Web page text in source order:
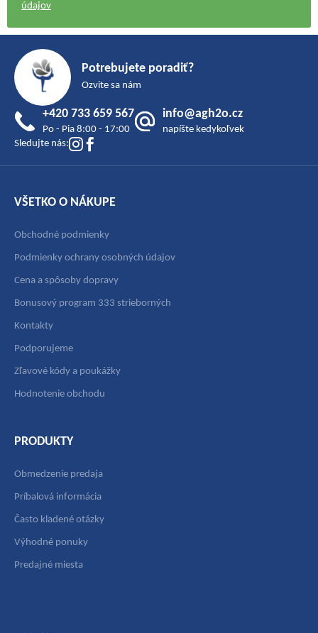
údajov
Potrebujete poradiť?
Ozvite sa nám
+420 733 659 567
Po - Pia 8:00 - 17:00
info@agh2o.cz
napíšte kedykoľvek
Sledujte nás:
VŠETKO O NÁKUPE
Obchodné podmienky
Podmienky ochrany osobných údajov
Cena a spôsoby dopravy
Bonusový program 333 strieborných
Kontakty
Podporujeme
Zľavové kódy a poukážky
Hodnotenie obchodu
PRODUKTY
Obmedzenie predaja
Príbalová informácia
Často kladené otázky
Výhodné ponuky
Predajné miesta